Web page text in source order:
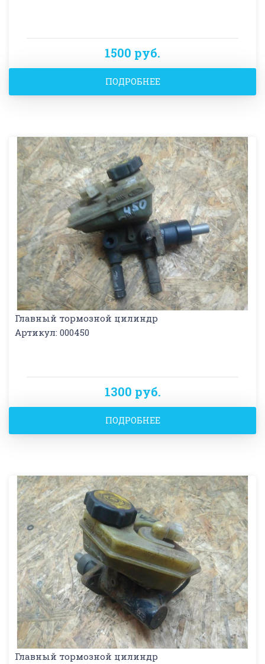
1500 руб.
ПОДРОБНЕЕ
Главный тормозной цилиндр
Артикул: 000450
1300 руб.
ПОДРОБНЕЕ
Главный тормозной цилиндр